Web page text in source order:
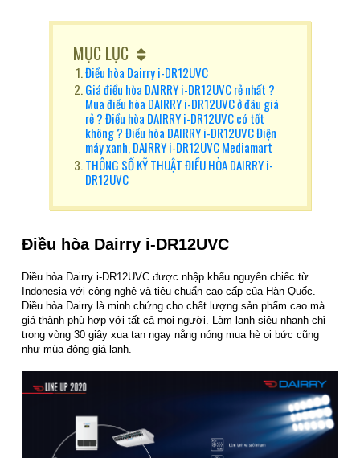
MỤC LỤC
Điều hòa Dairry i-DR12UVC
Giá điều hòa DAIRRY i-DR12UVC rẻ nhất ?
Mua điều hòa DAIRRY i-DR12UVC ở đâu giá
rẻ ? Điều hòa DAIRRY i-DR12UVC có tốt
không ? Điều hòa DAIRRY i-DR12UVC Điện
máy xanh, DAIRRY i-DR12UVC Mediamart
THÔNG SỐ KỸ THUẬT ĐIỀU HÒA DAIRRY i-
DR12UVC
Điều hòa Dairry i-DR12UVC
Điều hòa Dairry i-DR12UVC được nhập khẩu nguyên chiếc từ
Indonesia với công nghệ và tiêu chuẩn cao cấp của Hàn Quốc.
Điều hòa Dairry là minh chứng cho chất lượng sản phẩm cao mà
giá thành phù hợp với tất cả mọi người. Làm lạnh siêu nhanh chỉ
trong vòng 30 giây xua tan ngay nắng nóng mua hè oi bức cũng
như mùa đông giá lạnh.